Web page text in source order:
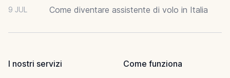
9 JUL Come diventare assistente di volo in Italia
I nostri servizi
Come funziona